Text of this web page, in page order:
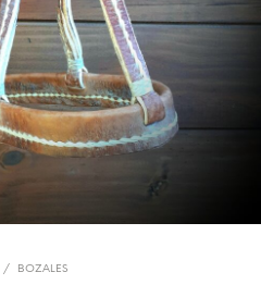
/ BOZALES